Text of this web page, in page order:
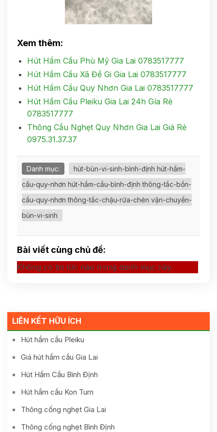
LIÊN KẾT HỮU ÍCH
Hút hầm cầu Pleiku
Giá hút hầm cầu Gia Lai
Hút Hầm Cầu Bình Định
Hút hầm cầu Kon Tum
Thông cống nghẹt Gia Lai
Thông cống nghẹt Bình Định
Xem thêm:
Hút Hầm Cầu Phù Mỹ Gia Lai 0783517777
Hút Hầm Cầu Xã Đề Gi Gia Lai 0783517777
Hút Hầm Cầu Quy Nhơn Gia Lai 0783517777
Hút Hầm Cầu Pleiku Gia Lai 24h Gía Rẻ
0783517777
Thông Cầu Nghẹt Quy Nhơn Gia Lai Giá Rẻ
0975.31.37.37
Danh mục:
hút-bùn-vi-sinh-bình-định hút-hầm-
cầu-quy-nhơn hút-hầm-cầu-bình-định thông-tắc-bồn-
cầu-quy-nhơn thông-tắc-chậu-rửa-chén vận-chuyển-
bùn-vi-sinh
Bài viết cùng chủ đề:
Không có tin tức nào trong danh mục này.